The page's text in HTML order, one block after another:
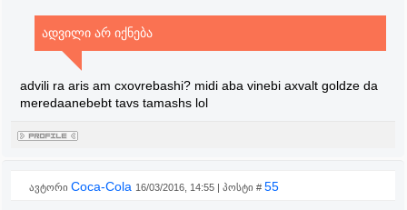
ადვილი არ იქნება
advili ra aris am cxovrebashi? midi aba vinebi axvalt goldze da
meredaanebebt tavs tamashs lol
ავტორი Coca-Cola 16/03/2016, 14:55 | პოსტი # 55